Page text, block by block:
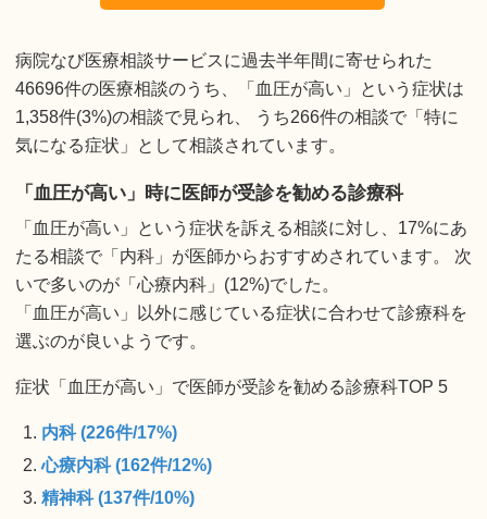
病院なび医療相談サービスに過去半年間に寄せられた
46696件の医療相談のうち、「血圧が高い」という症状は
1,358件(3%)の相談で見られ、 うち266件の相談で「特に
気になる症状」として相談されています。
「血圧が高い」時に医師が受診を勧める診療科
「血圧が高い」という症状を訴える相談に対し、17%にあ
たる相談で「内科」が医師からおすすめされています。 次
いで多いのが「心療内科」(12%)でした。
「血圧が高い」以外に感じている症状に合わせて診療科を
選ぶのが良いようです。
症状「血圧が高い」で医師が受診を勧める診療科TOP 5
内科 (226件/17%)
心療内科 (162件/12%)
精神科 (137件/10%)